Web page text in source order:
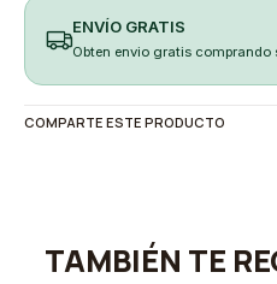
ENVÍO GRATIS
Obten envio gratis
COMPARTE ESTE PRODUCTO
TAMBIÉN TE